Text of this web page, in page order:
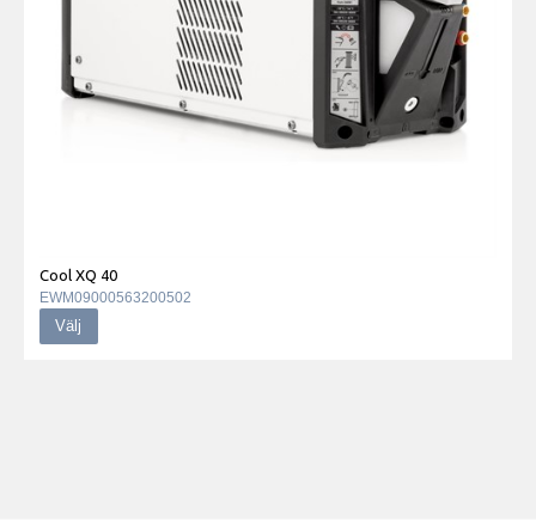
Cool XQ 40
EWM09000563200502
Välj